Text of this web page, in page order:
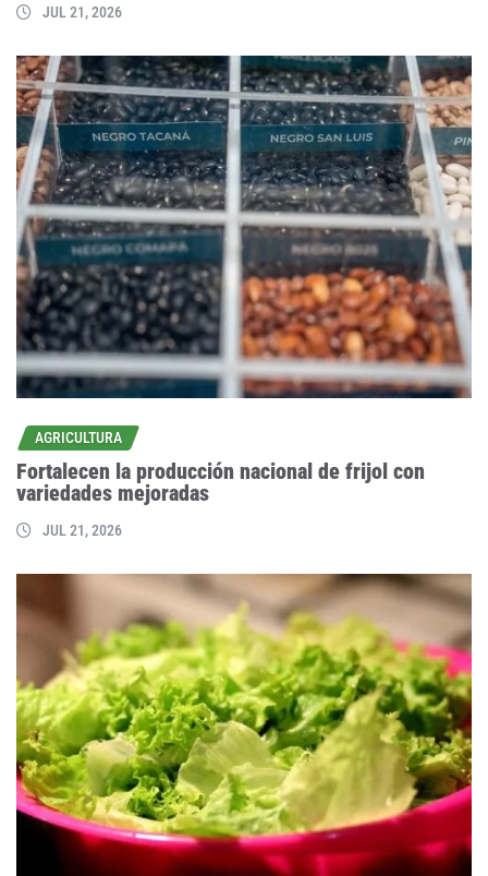
JUL 21, 2026
AGRICULTURA
Fortalecen la producción nacional de frijol con
variedades mejoradas
JUL 21, 2026